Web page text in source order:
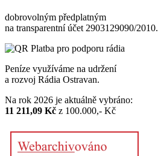
dobrovolným předplatným
na transparentní účet 2903129090/2010.
Peníze využíváme na udržení
a rozvoj Rádia Ostravan.
Na rok 2026 je aktuálně vybráno:
11 211,09 Kč z 100.000,- Kč